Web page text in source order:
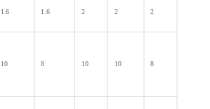
1.6 1.6 2 2 2
10 8 10 10 8